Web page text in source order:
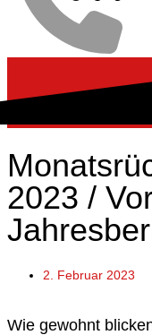
2023 /
2. Februar 2023
Wie gewohnt